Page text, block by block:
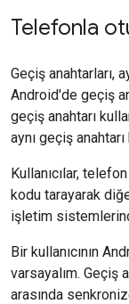
Telefonla
Geçiş anahtarları,
Android'de geçiş
geçiş anahtarı
aynı geçiş
Kullanıcılar,
kodu tarayarak
işletim
Bir kullanıcının
varsayalım. Geçiş
arasında